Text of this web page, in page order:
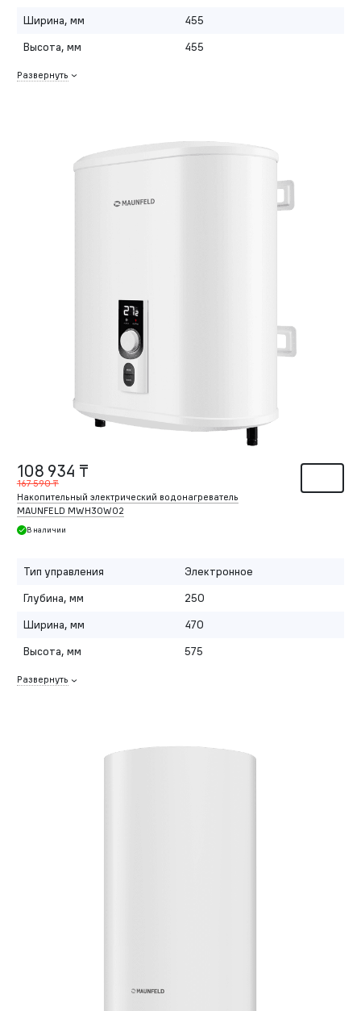
Ширина, мм
455
Высота, мм
455
Развернуть
108 934 ₸
167 590 ₸
Накопительный электрический водонагреватель
MAUNFELD MWH30W02
В наличии
Тип управления
Электронное
Глубина, мм
250
Ширина, мм
470
Высота, мм
575
Развернуть